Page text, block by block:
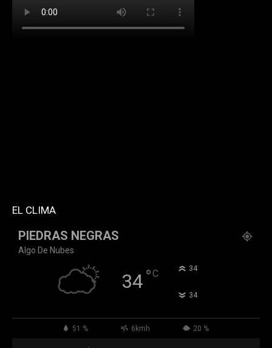
EL CLIMA
PIEDRAS NEGRAS
Algo De Nubes
34°C 34°
34°
51 % 6kmh 20 %